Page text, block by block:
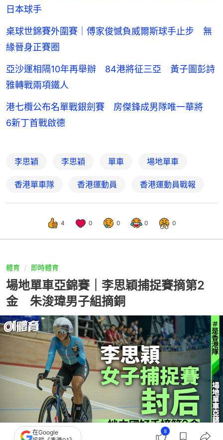
日本球手
桌球世錦賽外圍賽｜傅家俊憾負威爾斯球手止步 無
緣晉身正賽圈
亞沙運相隔10年再舉辦 84港將征三亞 黃子圖彭詩
雅轉戰兩項鐵人
港七欖公布名單戰銀劍賽 房傑鋒成男隊唯一華將
6新丁首戰啟德
李思穎 李思穎 單車 場地單車
香港單車隊 香港運動員 香港運動員戰報
4 0 0 0 0
體育 即時體育
場地單車亞錦賽｜李思穎捕捉賽摘第2
金 朱浚瑋男子組摘銅
在Google
8